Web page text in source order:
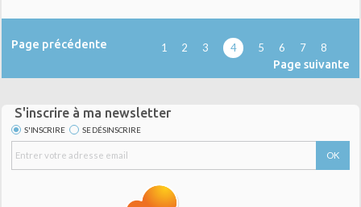
Page précédente 1 2 3 4 5 6 7 8
Page suivante
S'inscrire à ma newsletter
S'INSCRIRE SE DÉSINSCRIRE